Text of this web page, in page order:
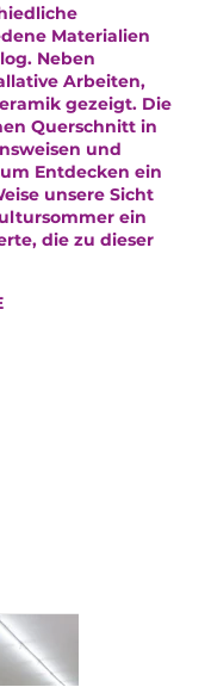
Materialien
Neben
Arbeiten,
gezeigt. Die
Querschnitt in
und
Entdecken ein
unsere Sicht
ein
die zu dieser